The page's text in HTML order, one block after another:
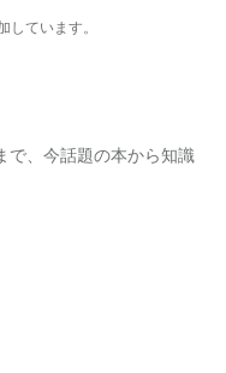
ています。
で、今話題の本から知識